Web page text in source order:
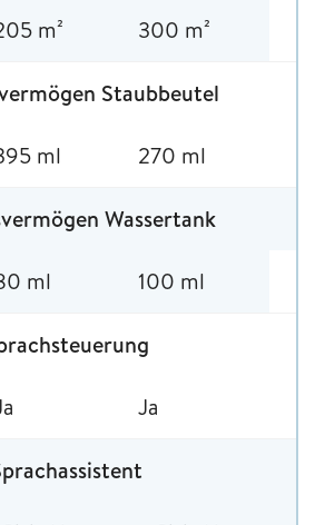
m² 300 m²
Staubbeutel
ml 270 ml
Wassertank
ml 100 ml
Ja